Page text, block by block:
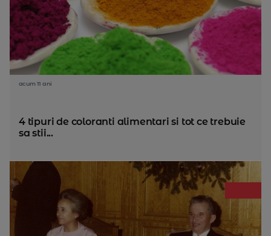
acum 11 ani
4 tipuri de coloranti alimentari si tot ce trebuie
sa stii...